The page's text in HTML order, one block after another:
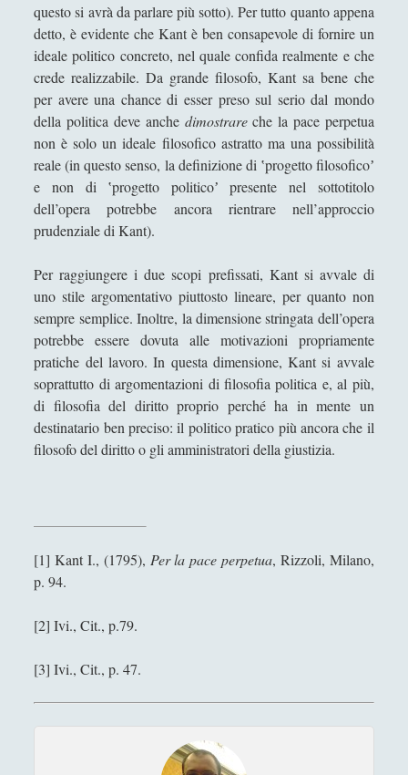
L'Impresa Umana
L'incoronazione della Vergine di Alessandro
Bonvicini in una visione alchemica
La Costituzione estetica al genitivo impolitico d'un
Potremmo
La crisi dei linguaggi artistici
La filosofia e il linguaggio politico cinese. La
riscoperta di Confucio e i limiti filosofici della
nostra comprensione della Cina [3/3]
monumentalità della filosofia
La poetica della musica di Igor Stravinskij
La risorsa di Dio, la Madonna, nell'opera di
conversione del Cristianesimo l "Incredulità di San
Tommaso" di Caravaggio
La scultura è una fiamma all'esistenzialismo con
la febbre
Paolo Villaggio come Filosofo della Postmodernità
Interazione Sociale nel Processo di
Riflessioni filosofiche sul cinema di guerra - Capire
la guerra attraverso il cinema
per rispecchiamento
questo si avrà da parlare più sotto). Per tutto quanto appena
detto, è evidente che Kant è ben consapevole di fornire un
ideale politico concreto, nel quale confida realmente e che
crede realizzabile. Da grande filosofo, Kant sa bene che
per avere una chance di esser preso sul serio dal mondo
della politica deve anche dimostrareche la pace perpetua
non è solo un ideale filosofico astratto ma una possibilità
reale (in questo senso, la definizione di ʽprogetto filosoficoʼ
e non di ʽprogetto politicoʼ presente nel sottotitolo
dell’opera potrebbe ancora rientrare nell’approccio
prudenziale di Kant).
Per raggiungere i due scopi prefissati, Kant si avvale di
uno stile argomentativo piuttosto lineare, per quanto non
sempre semplice. Inoltre, la dimensione stringata dell’opera
potrebbe essere dovuta alle motivazioni propriamente
pratiche del lavoro. In questa dimensione, Kant si avvale
soprattutto di argomentazioni di filosofia politica e, al più,
di filosofia del diritto proprio perché ha in mente un
destinatario ben preciso: il politico pratico più ancora che il
filosofo del diritto o gli amministratori della giustizia.
[1] Kant I., (1795), Per la pace perpetua, Rizzoli, Milano,
p. 94.
[2] Ivi., Cit., p.79.
[3] Ivi., Cit., p. 47.